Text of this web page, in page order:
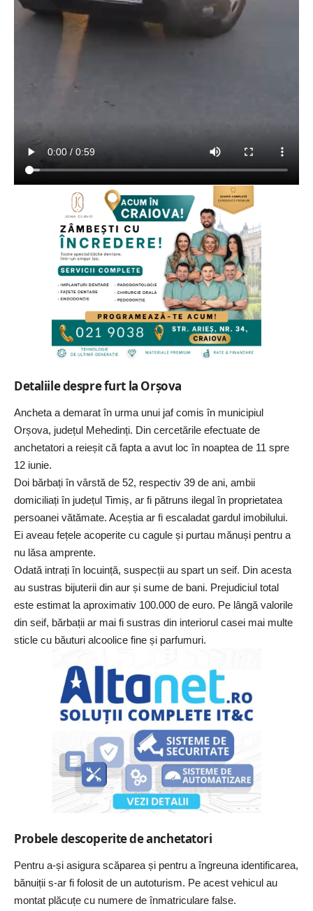
Detaliile despre furt la Orșova
Ancheta a demarat în urma unui jaf comis în municipiul
Orșova, județul Mehedinți. Din cercetările efectuate de
anchetatori a reieșit că fapta a avut loc în noaptea de 11 spre
12 iunie.
Doi bărbați în vârstă de 52, respectiv 39 de ani, ambii
domiciliați în județul Timiș, ar fi pătruns ilegal în proprietatea
persoanei vătămate. Aceștia ar fi escaladat gardul imobilului.
Ei aveau fețele acoperite cu cagule și purtau mănuși pentru a
nu lăsa amprente.
Odată intrați în locuință, suspecții au spart un seif. Din acesta
au sustras bijuterii din aur și sume de bani. Prejudiciul total
este estimat la aproximativ 100.000 de euro. Pe lângă valorile
din seif, bărbații ar mai fi sustras din interiorul casei mai multe
sticle cu băuturi alcoolice fine și parfumuri.
Probele descoperite de anchetatori
Pentru a-și asigura scăparea și pentru a îngreuna identificarea,
bănuiții s-ar fi folosit de un autoturism. Pe acest vehicul au
montat plăcuțe cu numere de înmatriculare false.